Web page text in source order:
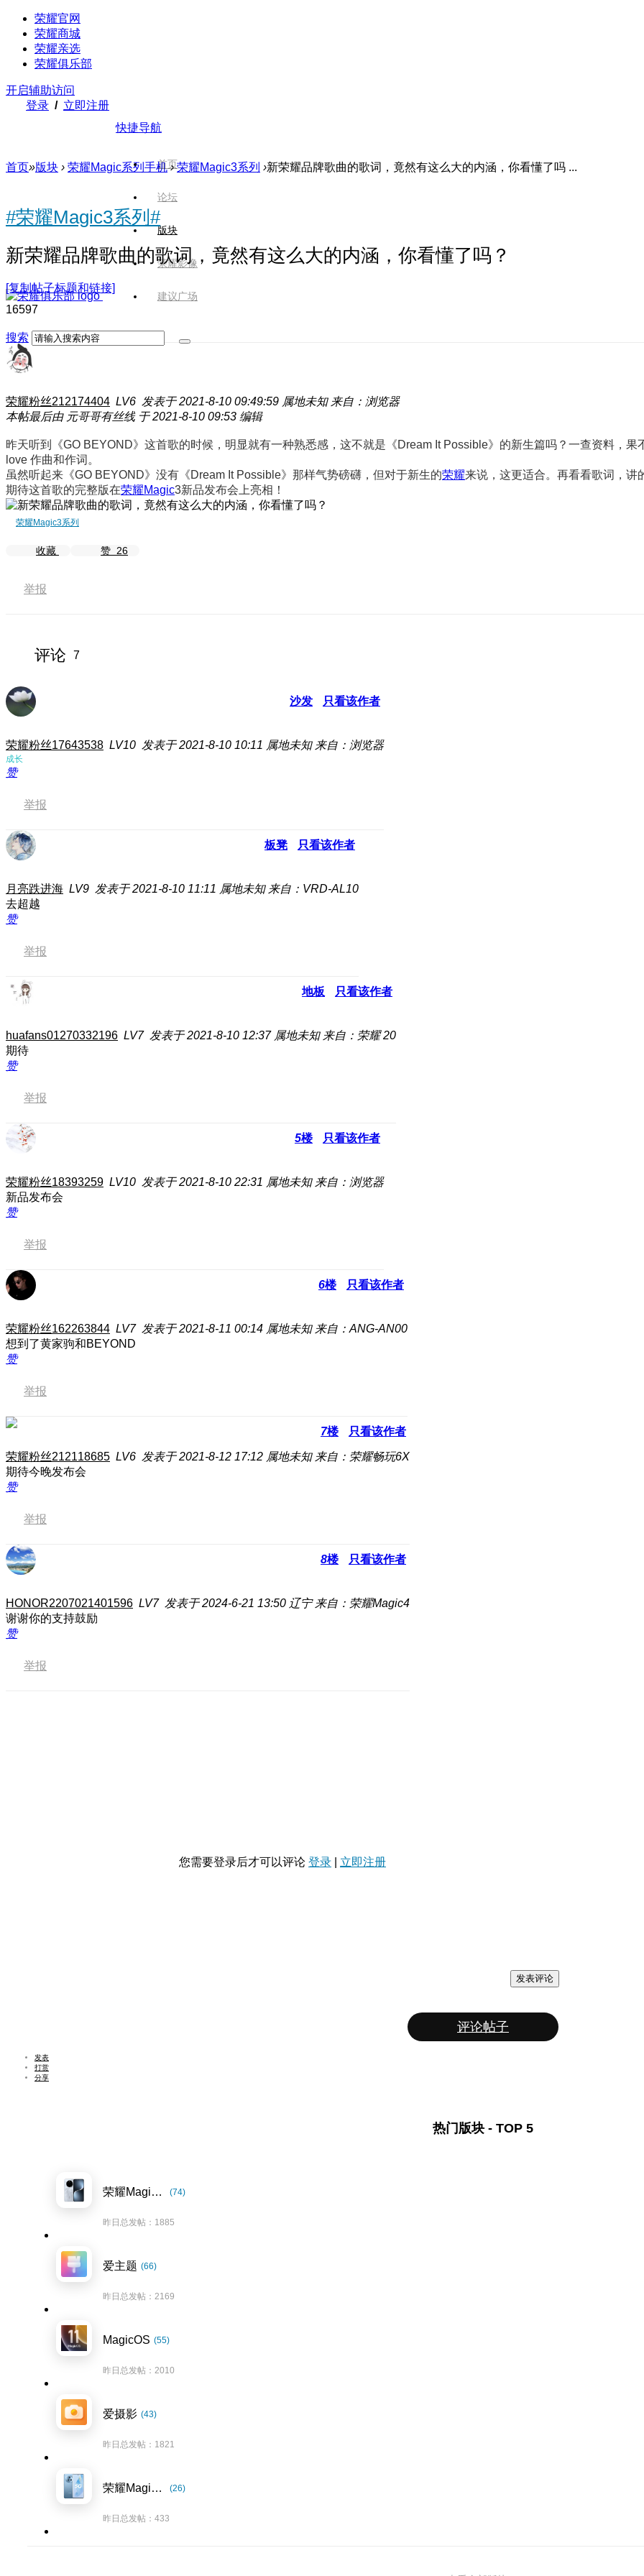
荣耀官网
荣耀商城
荣耀亲选
荣耀俱乐部
开启辅助访问
登录 / 立即注册
快捷导航
首页
论坛
版块
荣耀影像
建议广场
搜索
首页»版块 › 荣耀Magic系列手机 › 荣耀Magic3系列 ›新荣耀品牌歌曲的歌词，竟然有这么大的内涵，你看懂了吗 ...
#荣耀Magic3系列#
新荣耀品牌歌曲的歌词，竟然有这么大的内涵，你看懂了吗？
[复制帖子标题和链接]
16597
荣耀粉丝212174404 LV6 发表于 2021-8-10 09:49:59 属地未知 来自：浏览器
本帖最后由 元哥哥有丝线 于 2021-8-10 09:53 编辑
昨天听到《GO BEYOND》这首歌的时候，明显就有一种熟悉感，这不就是《Dream It Possible》的新生篇吗？一查资料，果
love 作曲和作词。
虽然听起来 《GO BEYOND》没有 《Dream It Possible》那样气势磅礴，但对于新生的荣耀来说，这更适合。再看看歌词，讲
期待这首歌的完整版在荣耀Magic3新品发布会上亮相！
荣耀Magic3系列
收藏 赞 26
举报
评论 7
沙发 只看该作者
荣耀粉丝17643538 LV10 发表于 2021-8-10 10:11 属地未知 来自：浏览器
成长
赞
举报
板凳 只看该作者
月亮跌进海 LV9 发表于 2021-8-10 11:11 属地未知 来自：VRD-AL10
去超越
赞
举报
地板 只看该作者
huafans01270332196 LV7 发表于 2021-8-10 12:37 属地未知 来自：荣耀 20
期待
赞
举报
5楼 只看该作者
荣耀粉丝18393259 LV10 发表于 2021-8-10 22:31 属地未知 来自：浏览器
新品发布会
赞
举报
6楼 只看该作者
荣耀粉丝162263844 LV7 发表于 2021-8-11 00:14 属地未知 来自：ANG-AN00
想到了黄家驹和BEYOND
赞
举报
7楼 只看该作者
荣耀粉丝212118685 LV6 发表于 2021-8-12 17:12 属地未知 来自：荣耀畅玩6X
期待今晚发布会
赞
举报
8楼 只看该作者
HONOR2207021401596 LV7 发表于 2024-6-21 13:50 辽宁 来自：荣耀Magic4
谢谢你的支持鼓励
赞
举报
您需要登录后才可以评论 登录 立即注册
发表评论
评论帖子
发表
打赏
分享
热门版块 - TOP 5
荣耀Magic7系列 (74)
昨日总发帖：1885
爱主题 (66)
昨日总发帖：2169
MagicOS (55)
昨日总发帖：2010
爱摄影 (43)
昨日总发帖：1821
荣耀Magic5系列 (26)
昨日总发帖：433